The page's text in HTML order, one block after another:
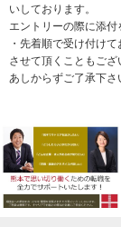
いしております。
エントリーの際に添付
・先着順で受け付け
させて頂くこともござ
あしからずご了承下さ